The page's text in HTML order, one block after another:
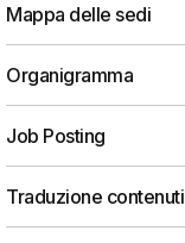
Mappa delle sedi
Organigramma
Job Posting
Traduzione contenuti